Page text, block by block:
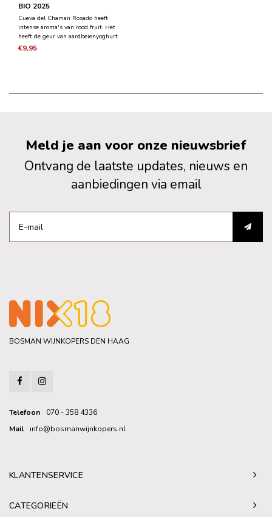
BIO 2025
Cueva del Chaman Rosado heeft
intense aroma's van rood fruit. Het
heeft de geur van aardbeienyoghurt
in combinatie met verse aardbeien
€9,95
Meld je aan voor onze nieuwsbrief
Ontvang de laatste updates, nieuws en
aanbiedingen via email
BOSMAN WIJNKOPERS DEN HAAG
Telefoon
070 - 358 4336
Mail
info@bosmanwijnkopers.nl
KLANTENSERVICE
CATEGORIEËN